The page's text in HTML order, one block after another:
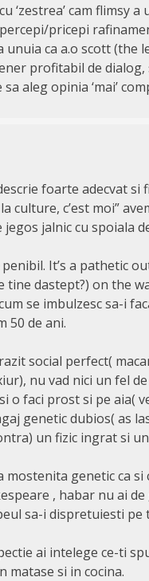
‘zestrea’ cam flimsy
pricepi
ca a.o scott (the
profitabil de
aleg opinia ‘mai’
foarte adecvat si
culture, c’est moi”
jalnic cu spoiala
It’s a pathetic
tine dastept?) on the
se imbulzesc sa-i
50 de ani.
social perfect(
nu vad nici un fel
o faci prost si pe aia(
genetic dubios( as
un fizic ingrat si
genetic ca
, habar nu ai
sa-i dispretuiesti pe
ai intelege ce-ti
matase si in cocina.